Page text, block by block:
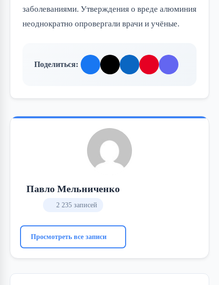
заболеваниями. Утверждения о вреде алюминия
неоднократно опровергали врачи и учёные.
Поделиться:
Павло Мельниченко
2 235 записей
Просмотреть все записи